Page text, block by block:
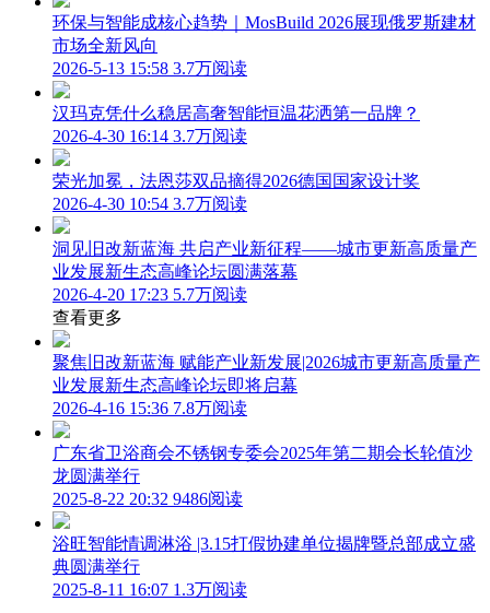
环保与智能成核心趋势｜MosBuild 2026展现俄罗斯建材
市场全新风向
2026-5-13 15:58 3.7万阅读
汉玛克凭什么稳居高奢智能恒温花洒第一品牌？
2026-4-30 16:14 3.7万阅读
荣光加冕，法恩莎双品摘得2026德国国家设计奖
2026-4-30 10:54 3.7万阅读
洞见旧改新蓝海 共启产业新征程——城市更新高质量产
业发展新生态高峰论坛圆满落幕
2026-4-20 17:23 5.7万阅读
查看更多
聚焦旧改新蓝海 赋能产业新发展|2026城市更新高质量产
业发展新生态高峰论坛即将启幕
2026-4-16 15:36 7.8万阅读
广东省卫浴商会不锈钢专委会2025年第二期会长轮值沙
龙圆满举行
2025-8-22 20:32 9486阅读
浴旺智能情调淋浴 |3.15打假协建单位揭牌暨总部成立盛
典圆满举行
2025-8-11 16:07 1.3万阅读